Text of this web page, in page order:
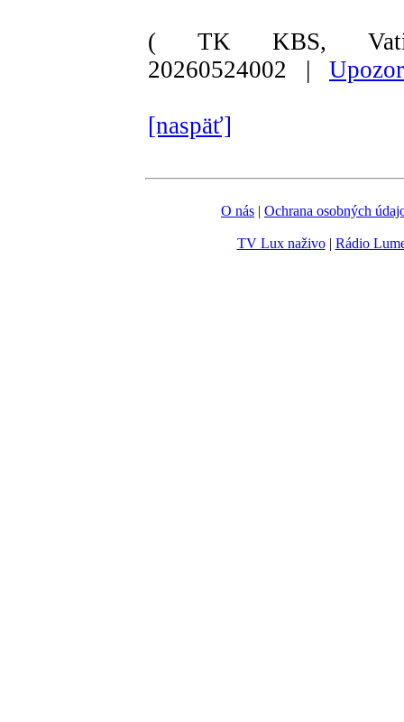
( TK KBS,
20260524002 |
[naspäť]
O nás | Ochrana osobných
TV Lux naživo| Rádio